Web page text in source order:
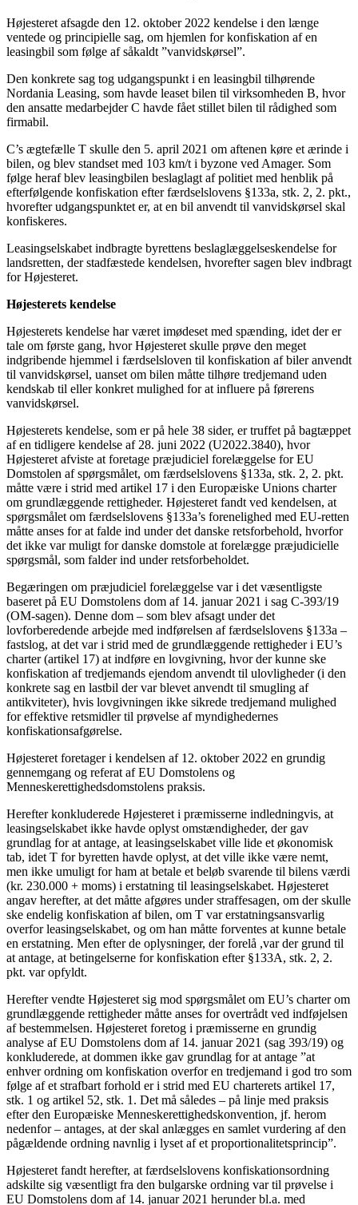
Højesteret afsagde den 12. oktober 2022 kendelse i den længe
ventede og principielle sag, om hjemlen for konfiskation af en
leasingbil som følge af såkaldt ”vanvidskørsel”.
Den konkrete sag tog udgangspunkt i en leasingbil tilhørende
Nordania Leasing, som havde leaset bilen til virksomheden B, hvor
den ansatte medarbejder C havde fået stillet bilen til rådighed som
firmabil.
C’s ægtefælle T skulle den 5. april 2021 om aftenen køre et ærinde i
bilen, og blev standset med 103 km/t i byzone ved Amager. Som
følge heraf blev leasingbilen beslaglagt af politiet med henblik på
efterfølgende konfiskation efter færdselslovens §133a, stk. 2, 2. pkt.,
hvorefter udgangspunktet er, at en bil anvendt til vanvidskørsel skal
konfiskeres.
Leasingselskabet indbragte byrettens beslaglæggelseskendelse for
landsretten, der stadfæstede kendelsen, hvorefter sagen blev indbragt
for Højesteret.
Højesterets kendelse
Højesterets kendelse har været imødeset med spænding, idet der er
tale om første gang, hvor Højesteret skulle prøve den meget
indgribende hjemmel i færdselsloven til konfiskation af biler anvendt
til vanvidskørsel, uanset om bilen måtte tilhøre tredjemand uden
kendskab til eller konkret mulighed for at influere på førerens
vanvidskørsel.
Højesterets kendelse, som er på hele 38 sider, er truffet på bagtæppet
af en tidligere kendelse af 28. juni 2022 (U2022.3840), hvor
Højesteret afviste at foretage præjudiciel forelæggelse for EU
Domstolen af spørgsmålet, om færdselslovens §133a, stk. 2, 2. pkt.
måtte være i strid med artikel 17 i den Europæiske Unions charter
om grundlæggende rettigheder. Højesteret fandt ved kendelsen, at
spørgsmålet om færdselslovens §133a’s forenelighed med EU-retten
måtte anses for at falde ind under det danske retsforbehold, hvorfor
det ikke var muligt for danske domstole at forelægge præjudicielle
spørgsmål, som falder ind under retsforbeholdet.
Begæringen om præjudiciel forelæggelse var i det væsentligste
baseret på EU Domstolens dom af 14. januar 2021 i sag C-393/19
(OM-sagen). Denne dom – som blev afsagt under det
lovforberedende arbejde med indførelsen af færdselslovens §133a –
fastslog, at det var i strid med de grundlæggende rettigheder i EU’s
charter (artikel 17) at indføre en lovgivning, hvor der kunne ske
konfiskation af tredjemands ejendom anvendt til ulovligheder (i den
konkrete sag en lastbil der var blevet anvendt til smugling af
antikviteter), hvis lovgivningen ikke sikrede tredjemand mulighed
for effektive retsmidler til prøvelse af myndighedernes
konfiskationsafgørelse.
Højesteret foretager i kendelsen af 12. oktober 2022 en grundig
gennemgang og referat af EU Domstolens og
Menneskerettighedsdomstolens praksis.
Herefter konkluderede Højesteret i præmisserne indledningvis, at
leasingselskabet ikke havde oplyst omstændigheder, der gav
grundlag for at antage, at leasingselskabet ville lide et økonomisk
tab, idet T for byretten havde oplyst, at det ville ikke være nemt,
men ikke umuligt for ham at betale et beløb svarende til bilens værdi
(kr. 230.000 + moms) i erstatning til leasingselskabet. Højesteret
angav herefter, at det måtte afgøres under straffesagen, om der skulle
ske endelig konfiskation af bilen, om T var erstatningsansvarlig
overfor leasingselskabet, og om han måtte forventes at kunne betale
en erstatning. Men efter de oplysninger, der forelå ,var der grund til
at antage, at betingelserne for konfiskation efter §133A, stk. 2, 2.
pkt. var opfyldt.
Herefter vendte Højesteret sig mod spørgsmålet om EU’s charter om
grundlæggende rettigheder måtte anses for overtrådt ved indføjelsen
af bestemmelsen. Højesteret foretog i præmisserne en grundig
analyse af EU Domstolens dom af 14. januar 2021 (sag 393/19) og
konkluderede, at dommen ikke gav grundlag for at antage ”at
enhver ordning om konfiskation overfor en tredjemand i god tro som
følge af et strafbart forhold er i strid med EU charterets artikel 17,
stk. 1 og artikel 52, stk. 1. Det må således – på linje med praksis
efter den Europæiske Menneskerettighedskonvention, jf. herom
nedenfor – antages, at der skal anlægges en samlet vurdering af den
pågældende ordning navnlig i lyset af et proportionalitetsprincip”.
Højesteret fandt herefter, at færdselslovens konfiskationsordning
adskilte sig væsentligt fra den bulgarske ordning var til prøvelse i
EU Domstolens dom af 14. januar 2021 herunder bl.a. med